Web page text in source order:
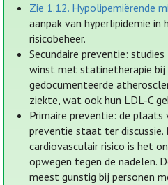
Zie 1.12. Hypolipemiërende
aanpak van hyperlipidemie in
risicobeheer.
Secundaire preventie:
winst met statinetherapie
gedocumenteerde
ziekte, wat ook hun LDL-C
Primaire preventie: de plaats
preventie staat ter
cardiovasculair risico is het
opwegen tegen de
meest gunstig bij personen